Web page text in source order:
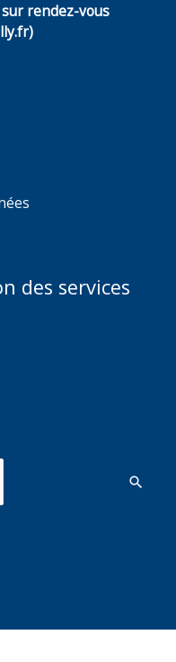
rendez-vous
des services